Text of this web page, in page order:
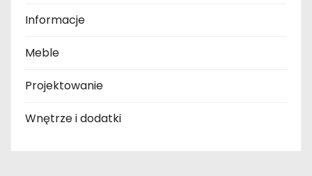
Informacje
Meble
Projektowanie
Wnętrze i dodatki